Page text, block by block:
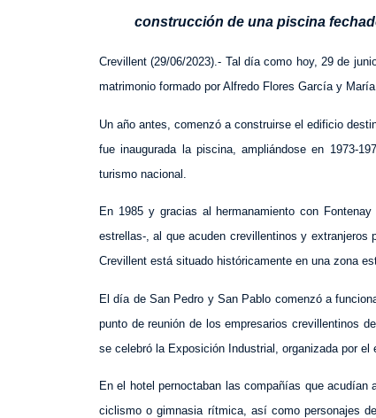
construcción de una piscina
Crevillent (29/06/2023).- Tal día como hoy, 29 de
matrimonio formado por Alfredo Flores García y
Un año antes, comenzó a construirse el edificio
fue inaugurada la piscina, ampliándose en 1973-
turismo nacional.
En 1985 y gracias al hermanamiento con
estrellas-, al que acuden crevillentinos y
Crevillent está situado históricamente en una zona
El día de San Pedro y San Pablo comenzó a
punto de reunión de los empresarios crevillentinos
se celebró la Exposición Industrial, organizada por el
En el hotel pernoctaban las compañías que
ciclismo o gimnasia rítmica, así como personajes